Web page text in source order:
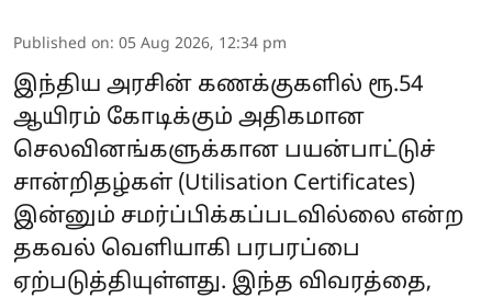
Published on: 05 Aug 2026, 12:34 pm
இந்திய அரசின் கணக்குகளில் ரூ.54
ஆயிரம் கோடிக்கும் அதிகமான
செலவினங்களுக்கான பயன்பாட்டுச்
சான்றிதழ்கள் (Utilisation Certificates)
இன்னும் சமர்ப்பிக்கப்படவில்லை என்ற
தகவல் வெளியாகி பரபரப்பை
ஏற்படுத்தியுள்ளது. இந்த விவரத்தை,